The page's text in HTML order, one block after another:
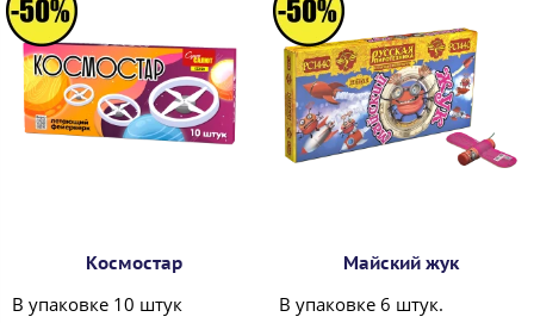
Космостар
В упаковке 10 штук
Майский жук
В упаковке 6 штук.